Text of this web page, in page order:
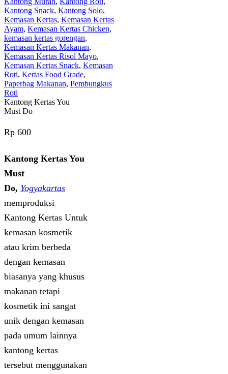
Kantong Snack, Kantong Solo,
Kemasan Kertas, Kemasan Kertas
Ayam, Kemasan Kertas Chicken,
kemasan kertas gorengan,
Kemasan Kertas Makanan,
Kemasan Kertas Risol Mayo,
Kemasan Kertas Snack, Kemasan
Roti, Kertas Food Grade,
Paperbag Makanan, Pembungkus
Roti
Kantong Kertas You
Must Do
Rp 600
Kantong Kertas You
Must
Do, Yogyakartas
memproduksi
Kantong Kertas Untuk
kemasan kosmetik
atau krim berbeda
dengan kemasan
biasanya yang khusus
makanan tetapi
kosmetik ini sangat
unik dengan kemasan
pada umum lainnya
kantong kertas
tersebut menggunakan